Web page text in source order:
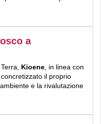
a
Kioene , in linea con
il proprio
e la rivalutazione